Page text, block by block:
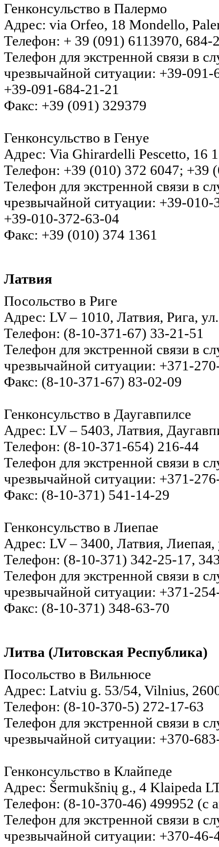
Генконсульство в Палермо
Адрес: via Orfeo, 18 Mondello,
Телефон: + 39 (091) 6113970, 684-
Телефон для экстренной связи в
чрезвычайной ситуации: +39-091-
+39-091-684-21-21
Факс: +39 (091) 329379
Генконсульство в Генуе
Адрес: Via Ghirardelli Pescetto, 16
Телефон: +39 (010) 372 6047; +39
Телефон для экстренной связи в
чрезвычайной ситуации: +39-010-
+39-010-372-63-04
Факс: +39 (010) 374 1361
Латвия
Посольство в Риге
Адрес: LV – 1010, Латвия, Рига,
Телефон: (8-10-371-67) 33-21-51
Телефон для экстренной связи в
чрезвычайной ситуации: +371-
Факс: (8-10-371-67) 83-02-09
Генконсульство в Даугавпилсе
Адрес: LV – 5403, Латвия,
Телефон: (8-10-371-654) 216-44
Телефон для экстренной связи в
чрезвычайной ситуации: +371-
Факс: (8-10-371) 541-14-29
Генконсульство в Лиепае
Адрес: LV – 3400, Латвия,
Телефон: (8-10-371) 342-25-17,
Телефон для экстренной связи в
чрезвычайной ситуации: +371-
Факс: (8-10-371) 348-63-70
Литва (Литовская Республика)
Посольство в Вильнюсе
Адрес: Latviu g. 53/54, Vilnius,
Телефон: (8-10-370-5) 272-17-63
Телефон для экстренной связи в
чрезвычайной ситуации: +370-
Генконсульство в Клайпеде
Адрес: Šermukšnių g., 4 Klaipeda
Телефон: (8-10-370-46) 499952 (с
Телефон для экстренной связи в
чрезвычайной ситуации: +370-